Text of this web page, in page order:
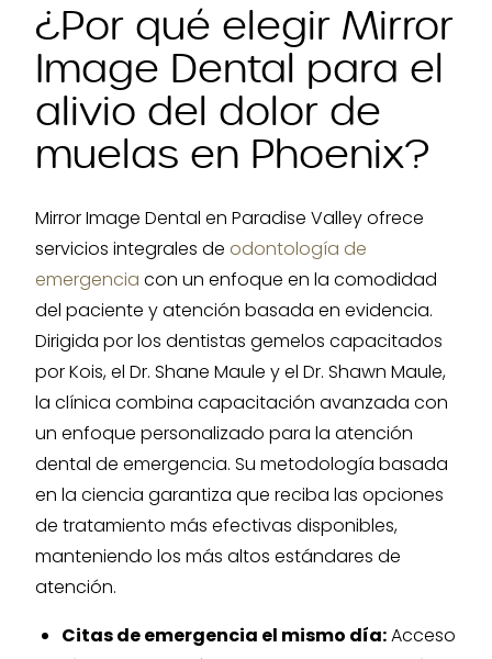
¿Por qué elegir Mirror
Image Dental para el
alivio del dolor de
muelas en Phoenix?
Mirror Image Dental en Paradise Valley ofrece
servicios integrales de odontología de
emergencia con un enfoque en la comodidad
del paciente y atención basada en evidencia.
Dirigida por los dentistas gemelos capacitados
por Kois, el Dr. Shane Maule y el Dr. Shawn Maule,
la clínica combina capacitación avanzada con
un enfoque personalizado para la atención
dental de emergencia. Su metodología basada
en la ciencia garantiza que reciba las opciones
de tratamiento más efectivas disponibles,
manteniendo los más altos estándares de
atención.
Citas de emergencia el mismo día:Acceso